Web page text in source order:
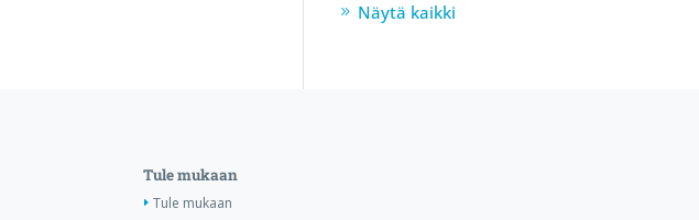
Näytä kaikki
Tule mukaan
Tule mukaan